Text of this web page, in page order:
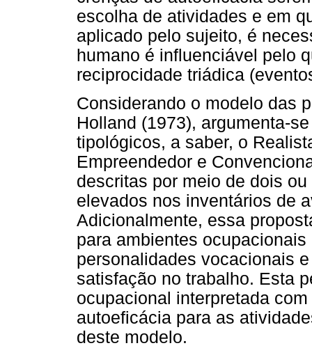
escolha de atividades e em
aplicado pelo sujeito, é
humano é influenciável pelo
reciprocidade triádica
Considerando o modelo das
Holland (1973), argumenta-
tipológicos, a saber, o
Empreendedor e
descritas por meio de dois
elevados nos inventários de
Adicionalmente, essa
para ambientes
personalidades vocacionais
satisfação no trabalho. Esta
ocupacional interpretada
autoeficácia para as
deste modelo.